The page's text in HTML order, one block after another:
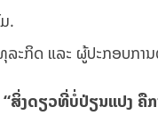
.
ລະກິດ ແລະ ຜູ້ປະກອບກາ
ສິ່ງດຽວທີ່ບໍ່ປ່ຽນແປງ ຄື